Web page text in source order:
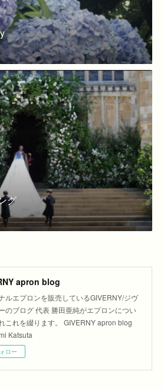
グ
apron blog
ルエプロンを販売しているGIVERNY/ジヴ
のブログ 代表 勝田亜純がエプロンについ
これを綴ります。 GIVERNY apron blog
Katsuta
ロー